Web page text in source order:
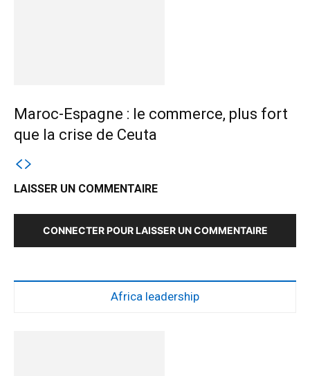
Maroc-Espagne : le commerce, plus fort
que la crise de Ceuta
LAISSER UN COMMENTAIRE
CONNECTER POUR LAISSER UN COMMENTAIRE
Africa leadership